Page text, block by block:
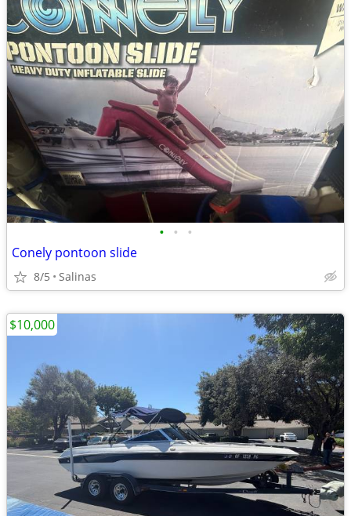
• • •
Conely pontoon slide
8/5 Salinas
$10,000